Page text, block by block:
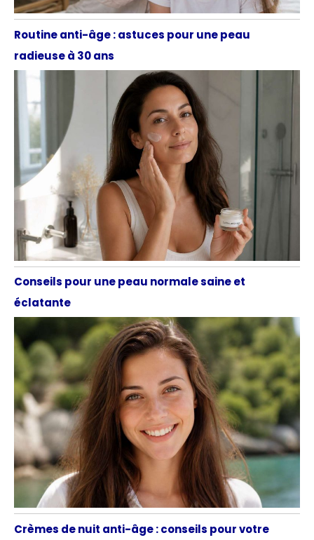
Routine anti-âge : astuces pour une peau
radieuse à 30 ans
Conseils pour une peau normale saine et
éclatante
Crèmes de nuit anti-âge : conseils pour votre